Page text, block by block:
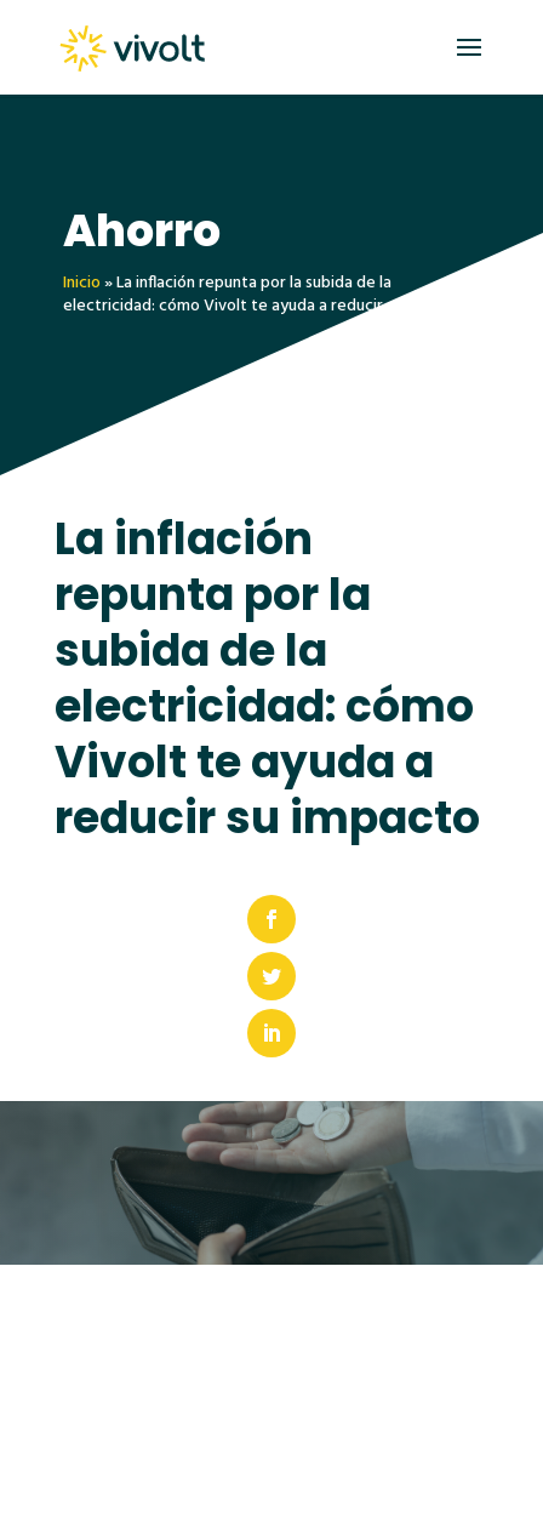
Ahorro
Inicio»La inflación repunta por la subida de la
electricidad: cómo Vivolt te ayuda a reducir su impacto
La inflación
repunta por la
subida de la
electricidad: cómo
Vivolt te ayuda a
reducir su impacto